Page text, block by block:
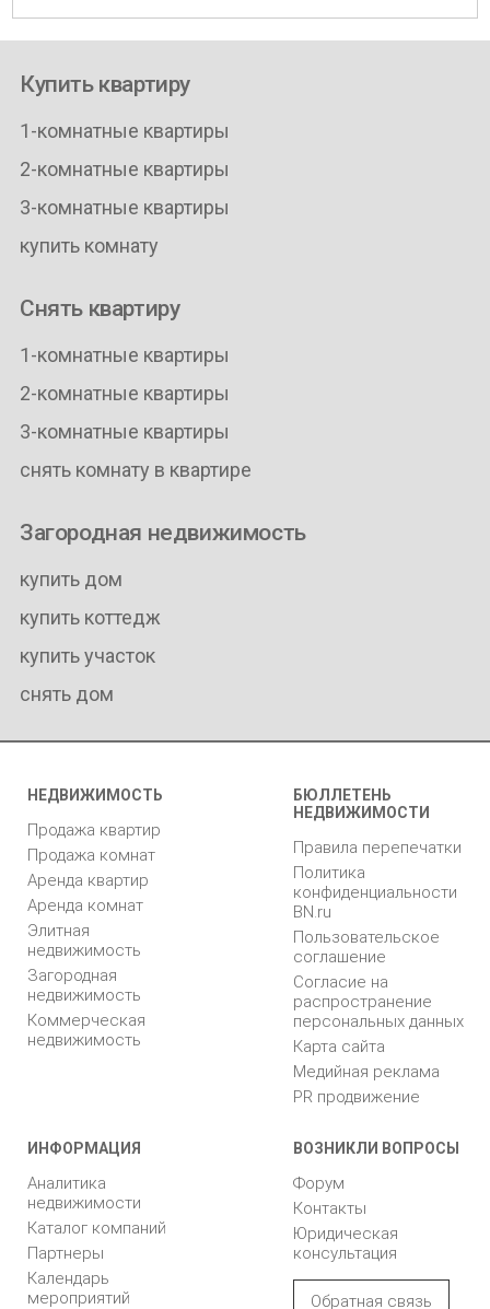
Купить квартиру
1-комнатные квартиры
2-комнатные квартиры
3-комнатные квартиры
купить комнату
Снять квартиру
1-комнатные квартиры
2-комнатные квартиры
3-комнатные квартиры
снять комнату в квартире
Загородная недвижимость
купить дом
купить коттедж
купить участок
снять дом
НЕДВИЖИМОСТЬ
Продажа квартир
Продажа комнат
Аренда квартир
Аренда комнат
Элитная
недвижимость
Загородная
недвижимость
Коммерческая
недвижимость
БЮЛЛЕТЕНЬ
НЕДВИЖИМОСТИ
Правила перепечатки
Политика
конфиденциальности
BN.ru
Пользовательское
соглашение
Согласие на
распространение
персональных данных
Карта сайта
Медийная реклама
PR продвижение
ИНФОРМАЦИЯ
Аналитика
недвижимости
Каталог компаний
Партнеры
Календарь
мероприятий
ВОЗНИКЛИ ВОПРОСЫ
Форум
Контакты
Юридическая
консультация
Обратная связь